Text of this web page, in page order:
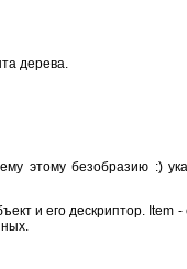
дерева.
этому безобразию :)
и его дескриптор. Item